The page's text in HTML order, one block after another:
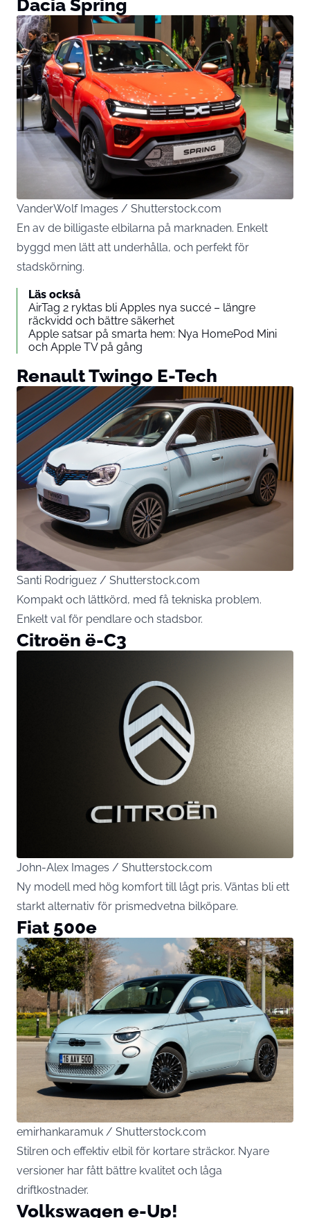
VanderWolf Images / Shutterstock.com
En av de billigaste elbilarna på marknaden. Enkelt
byggd men lätt att underhålla, och perfekt för
stadskörning.
Läs också
AirTag 2 ryktas bli Apples nya succé – längre
räckvidd och bättre säkerhet
Apple satsar på smarta hem: Nya HomePod Mini
och Apple TV på gång
Renault Twingo E-Tech
Santi Rodriguez / Shutterstock.com
Kompakt och lättkörd, med få tekniska problem.
Enkelt val för pendlare och stadsbor.
Citroën ë-C3
John-Alex Images / Shutterstock.com
Ny modell med hög komfort till lågt pris. Väntas bli ett
starkt alternativ för prismedvetna bilköpare.
Fiat 500e
emirhankaramuk / Shutterstock.com
Stilren och effektiv elbil för kortare sträckor. Nyare
versioner har fått bättre kvalitet och låga
driftkostnader.
Volkswagen e-Up!